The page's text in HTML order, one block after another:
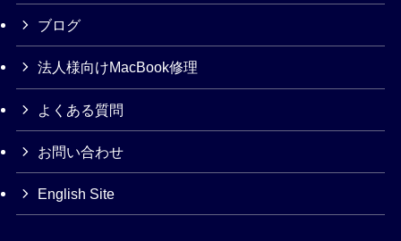
ブログ
法人様向けMacBook修理
よくある質問
お問い合わせ
English Site